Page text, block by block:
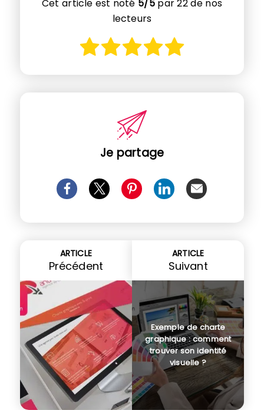
Cet article est noté 5/5par 22 de nos
lecteurs
Je partage
ARTICLE
Précédent
ARTICLE
Suivant
Exemple de charte
graphique : comment
trouver son identité
visuelle ?